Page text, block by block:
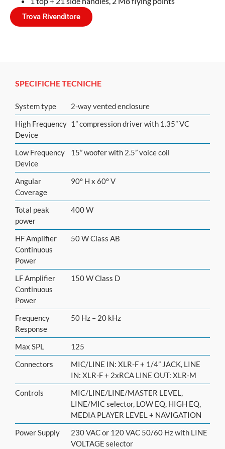
Trova Rivenditore
SPECIFICHE TECNICHE
System type
2-way vented enclosure
High Frequency
Device
1” compression driver with 1.35” VC
Low Frequency
Device
15” woofer with 2.5” voice coil
Angular
Coverage
90° H x 60° V
Total peak
power
400 W
HF Amplifier
Continuous
Power
50 W Class AB
LF Amplifier
Continuous
Power
150 W Class D
Frequency
Response
50 Hz – 20 kHz
Max SPL
125
Connectors
MIC/LINE IN: XLR-F + 1/4” JACK, LINE
IN: XLR-F + 2xRCA LINE OUT: XLR-M
Controls
MIC/LINE/LINE/MASTER LEVEL,
LINE/MIC selector, LOW EQ, HIGH EQ,
MEDIA PLAYER LEVEL + NAVIGATION
Power Supply
230 VAC or 120 VAC 50/60 Hz with LINE
VOLTAGE selector